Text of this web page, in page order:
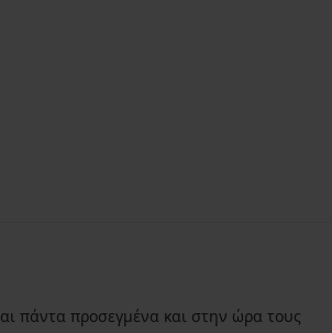
πάντα προσεγμένα και στην ώρα τους